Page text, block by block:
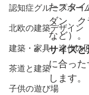
認知症グループホー
北欧の建築デザイン
建築・家具・造作の
茶道と建築
子供の遊び場
たスタ
ダン、
など）。
サイズと
に合っ
します。